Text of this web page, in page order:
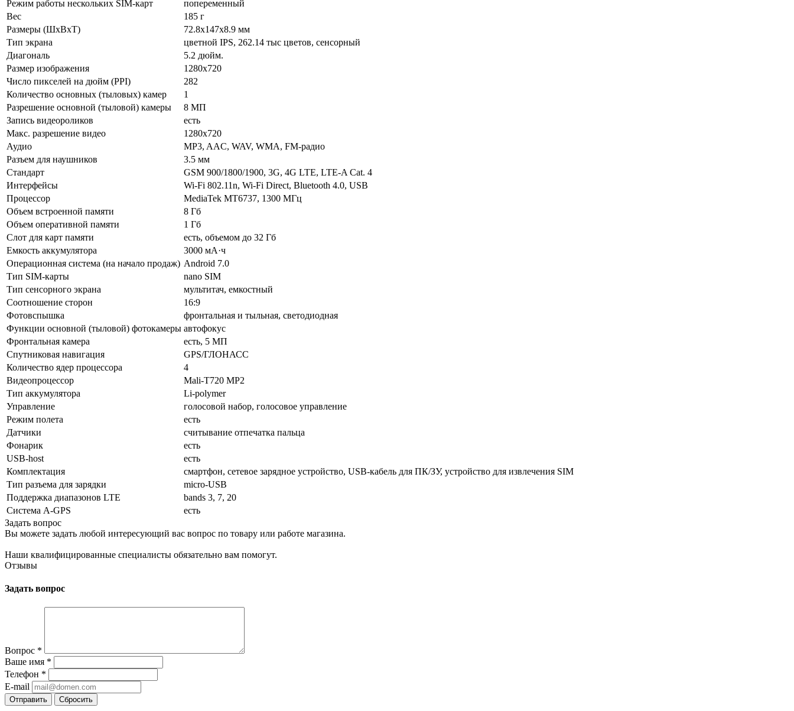
Режим работы нескольких SIM-карт
попеременный
Вес
185 г
Размеры (ШxВxТ)
72.8x147x8.9 мм
Тип экрана
цветной IPS, 262.14 тыс цветов, сенсорный
Диагональ
5.2 дюйм.
Размер изображения
1280x720
Число пикселей на дюйм (PPI)
282
Количество основных (тыловых) камер
1
Разрешение основной (тыловой) камеры
8 МП
Запись видеороликов
есть
Макс. разрешение видео
1280x720
Аудио
MP3, AAC, WAV, WMA, FM-радио
Разъем для наушников
3.5 мм
Стандарт
GSM 900/1800/1900, 3G, 4G LTE, LTE-A Cat. 4
Интерфейсы
Wi-Fi 802.11n, Wi-Fi Direct, Bluetooth 4.0, USB
Процессор
MediaTek MT6737, 1300 МГц
Объем встроенной памяти
8 Гб
Объем оперативной памяти
1 Гб
Слот для карт памяти
есть, объемом до 32 Гб
Емкость аккумулятора
3000 мА·ч
Операционная система (на начало продаж) Android 7.0
Тип SIM-карты
nano SIM
Тип сенсорного экрана
мультитач, емкостный
Соотношение сторон
16:9
Фотовспышка
фронтальная и тыльная, светодиодная
Функции основной (тыловой) фотокамеры автофокус
Фронтальная камера
есть, 5 МП
Спутниковая навигация
GPS/ГЛОНАСС
Количество ядер процессора
4
Видеопроцессор
Mali-T720 MP2
Тип аккумулятора
Li-polymer
Управление
голосовой набор, голосовое управление
Режим полета
есть
Датчики
считывание отпечатка пальца
Фонарик
есть
USB-host
есть
Комплектация
смартфон, сетевое зарядное устройство, USB-кабель для ПК/ЗУ, устройство для извлечения SIM
Тип разъема для зарядки
micro-USB
Поддержка диапазонов LTE
bands 3, 7, 20
Cистема A-GPS
есть
Задать вопрос
Вы можете задать любой интересующий вас вопрос по товару или работе магазина.
Наши квалифицированные специалисты обязательно вам помогут.
Отзывы
Задать вопрос
Вопрос *
Ваше имя *
Телефон *
E-mail
Сбросить